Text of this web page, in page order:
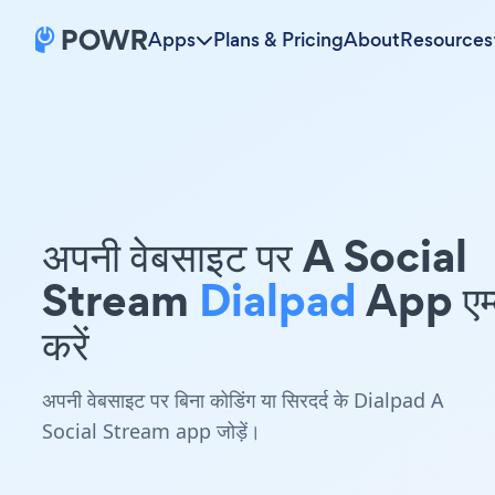
Apps Plans & PricingAboutResources
अपनी वेबसाइट पर A Social
Stream DialpadApp
करें
अपनी वेबसाइट पर बिना कोडिंग या सिरदर्द के Dialpad A
Social Stream app जोड़ें।